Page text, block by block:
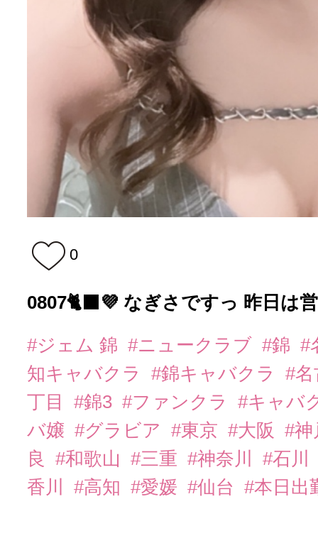
0
0807🐈‍⬛💜 なぎさですっ 昨日は
#ジェム 錦 #ニュークラブ #錦 #
知キャバクラ
#錦キャバクラ
#
丁目
#錦3 #ファンクラ
#キャバ
バ嬢 #グラビア #東京 #大阪
#
良
#和歌山 #三重 #神奈川
#石川
香川
#高知 #愛媛 #仙台 #本日出